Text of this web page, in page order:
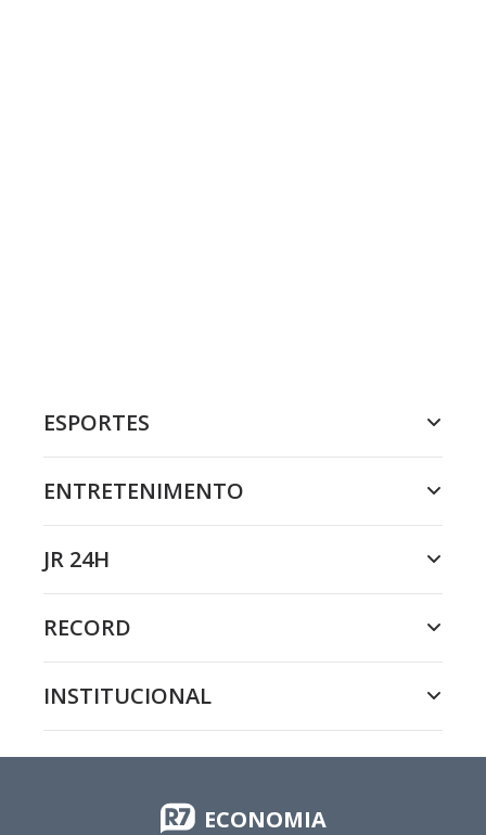
ESPORTES
ENTRETENIMENTO
JR 24H
RECORD
INSTITUCIONAL
ECONOMIA